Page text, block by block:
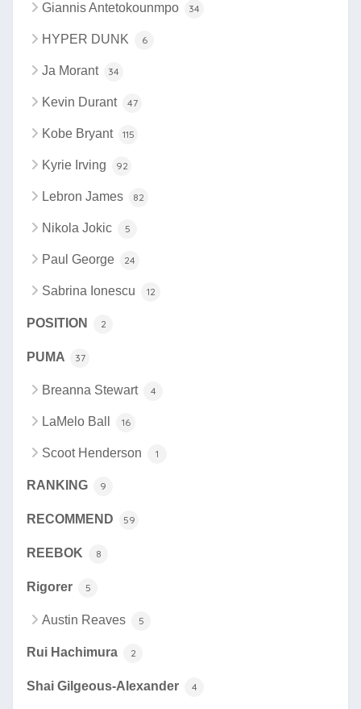
Giannis Antetokounmpo 34
HYPER DUNK 6
Ja Morant 34
Kevin Durant 47
Kobe Bryant 115
Kyrie Irving 92
Lebron James 82
Nikola Jokic 5
Paul George 24
Sabrina Ionescu 12
POSITION 2
PUMA 37
Breanna Stewart 4
LaMelo Ball 16
Scoot Henderson 1
RANKING 9
RECOMMEND 59
REEBOK 8
Rigorer 5
Austin Reaves 5
Rui Hachimura 2
Shai Gilgeous-Alexander 4